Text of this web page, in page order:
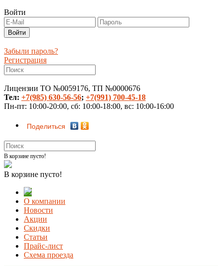
Войти
Забыли пароль?
Регистрация
Лицензии ТО №0059176, ТП №0000676
Тел: +7(985) 630-56-56; +7(991) 700-45-18
Пн-пт: 10:00-20:00, сб: 10:00-18:00, вс: 10:00-16:00
Поделиться
В корзине пусто!
В корзине пусто!
О компании
Новости
Акции
Скидки
Статьи
Прайс-лист
Схема проезда